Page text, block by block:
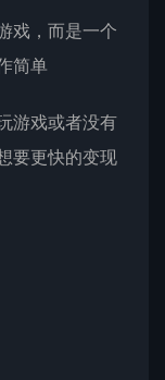
戏，而是一个
简单
游戏或者没有
要更快的变现